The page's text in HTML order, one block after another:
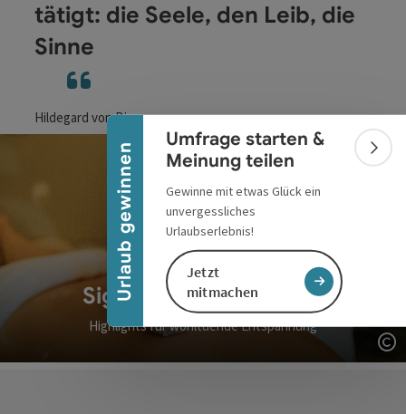
Urlaub gewinnen
Banner einklappen
Umfrage starten &
Meinung teilen
Gewinne mit etwas Glück ein
unvergessliches
Urlaubserlebnis!
Jetzt
mitmachen
tätigt: die Seele, den Leib, die
Sinne
Hildegard von Bingen
Signature-Treatments
Highlights für wohltuende Entspannung